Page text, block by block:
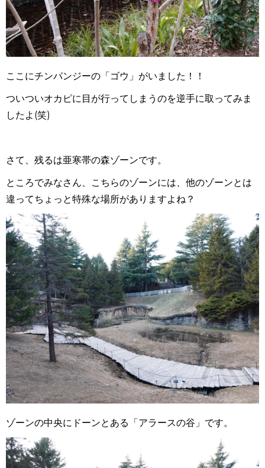
ここにチンパンジーの「ゴウ」がいました！！
ついついオカピに目が行ってしまうのを逆手に取ってみま
したよ(笑)
さて、残るは亜寒帯の森ゾーンです。
ところでみなさん、こちらのゾーンには、他のゾーンとは
違ってちょっと特殊な場所がありますよね？
ゾーンの中央にドーンとある「アラースの谷」です。